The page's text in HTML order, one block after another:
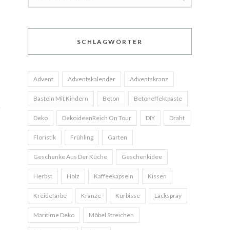
SCHLAGWÖRTER
Advent Adventskalender Adventskranz
Basteln Mit Kindern Beton Betoneffektpaste
Deko DekoideenReich On Tour DIY Draht
Floristik Frühling Garten
Geschenke Aus Der Küche Geschenkidee
Herbst Holz Kaffeekapseln Kissen
Kreidefarbe Kränze Kürbisse Lackspray
Maritime Deko Möbel Streichen